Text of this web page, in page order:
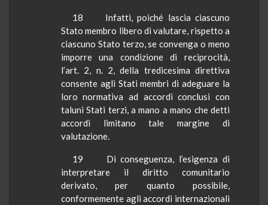
18
Infatti, poiché lascia ciascuno
Stato membro libero di valutare, rispetto a
ciascuno Stato terzo, se convenga o meno
imporre una condizione di reciprocità,
l’art. 2, n. 2, della tredicesima direttiva
consente agli Stati membri di adeguare la
loro normativa ad accordi conclusi con
taluni Stati terzi, a mano a mano che detti
accordi limitano tale margine di
valutazione.
19
Di conseguenza, l’esigenza di
interpretare il diritto comunitario
derivato, per quanto possibile,
conformemente agli accordi internazionali